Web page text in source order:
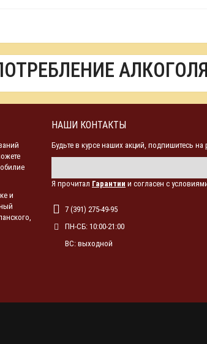
и
НАШИ КОНТАКТЫ
Будьте в курсе наших акций, подпишитесь на
Я прочитал Гарантии и согласен с
7 (391) 275-49-95
ПН-СБ: 10:00-21:00
ВС: выходной